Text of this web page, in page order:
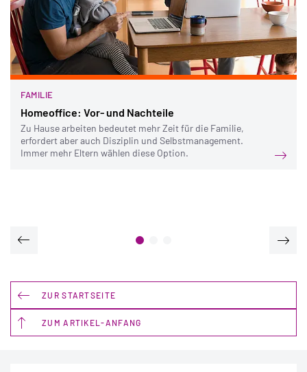
FAMILIE
Homeoffice: Vor- und Nachteile
Zu Hause arbeiten bedeutet mehr Zeit für die Familie,
erfordert aber auch Disziplin und Selbstmanagement.
Immer mehr Eltern wählen diese Option.
ZUR STARTSEITE
ZUM ARTIKEL-ANFANG